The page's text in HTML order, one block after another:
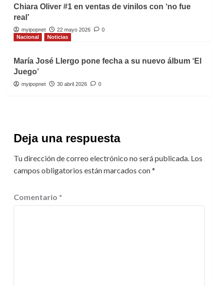
Chiara Oliver #1 en ventas de vinilos con ‘no fue
real’
myipopnet 22 mayo 2026
0
Nacional
Noticias
María José Llergo pone fecha a su nuevo álbum ‘El
Juego’
myipopnet 30 abril 2026 0
Deja una respuesta
Tu dirección de correo electrónico no será publicada. Los
campos obligatorios están marcados con*
Comentario *